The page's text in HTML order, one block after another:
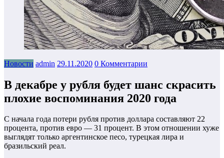
Новости admin 29.11.2020 0 Комментарии
В декабре у рубля будет шанс скрасить
плохие воспоминания 2020 года
С начала года потери рубля против доллара составляют 22
процента, против евро — 31 процент. В этом отношении хуже
выглядят только аргентинское песо, турецкая лира и
бразильский реал.